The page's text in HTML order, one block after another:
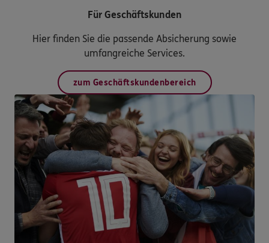
Für Geschäftskunden
Hier finden Sie die passende Absicherung sowie
umfangreiche Services.
zum Geschäftskundenbereich